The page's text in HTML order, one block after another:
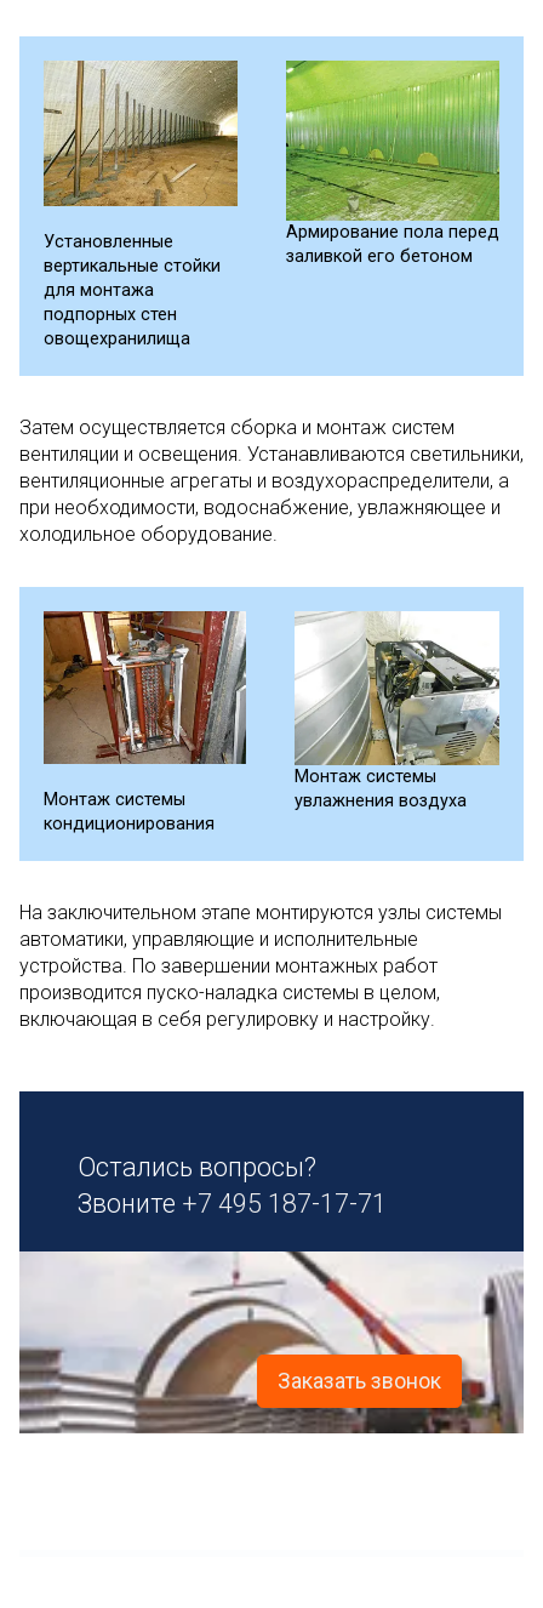
Установленные
вертикальные стойки
для монтажа
подпорных стен
овощехранилища
Армирование пола перед
заливкой его бетоном
Затем осуществляется сборка и монтаж систем
вентиляции и освещения. Устанавливаются светильники,
вентиляционные агрегаты и воздухораспределители, а
при необходимости, водоснабжение, увлажняющее и
холодильное оборудование.
Монтаж системы
кондиционирования
Монтаж системы
увлажнения воздуха
На заключительном этапе монтируются узлы системы
автоматики, управляющие и исполнительные
устройства. По завершении монтажных работ
производится пуско-наладка системы в целом,
включающая в себя регулировку и настройку.
Остались вопросы?
Звоните +7 495 187-17-71
Заказать звонок